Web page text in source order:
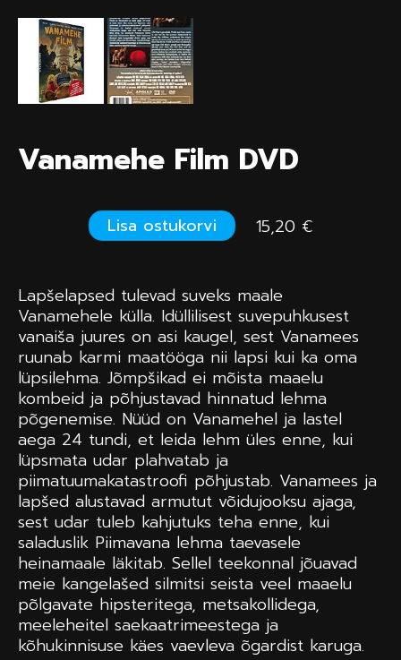
Vanamehe Film DVD
Lisa ostukorvi 15,20 €
Lapšelapsed tulevad suveks maale
Vanamehele külla. Idüllilisest suvepuhkusest
vanaiša juures on asi kaugel, sest Vanamees
ruunab karmi maatööga nii lapsi kui ka oma
lüpsilehma. Jõmpšikad ei mõista maaelu
kombeid ja põhjustavad hinnatud lehma
põgenemise. Nüüd on Vanamehel ja lastel
aega 24 tundi, et leida lehm üles enne, kui
lüpsmata udar plahvatab ja
piimatuumakatastroofi põhjustab. Vanamees ja
lapšed alustavad armutut võidujooksu ajaga,
sest udar tuleb kahjutuks teha enne, kui
saladuslik Piimavana lehma taevasele
heinamaale läkitab. Sellel teekonnal jõuavad
meie kangelašed silmitsi seista veel maaelu
põlgavate hipsteritega, metsakollidega,
meeleheitel saekaatrimeestega ja
kõhukinnisuse käes vaevleva õgardist karuga.